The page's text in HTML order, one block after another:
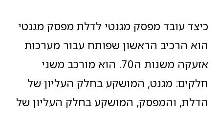
כיצד עובד מפסק מגנטי לדלת מפסק מגנטי
הוא הרכיב הראשון שפותח עבור מערכות
אזעקה משנות ה70. הוא מורכב משני
חלקים: מגנט, המושקע בחלק העליון של
הדלת, והמפסק, המושקע בחלק העליון של